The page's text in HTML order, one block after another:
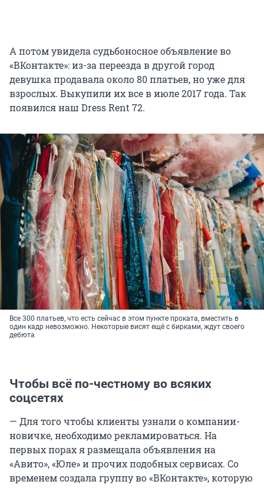
А потом увидела судьбоносное объявление во
«ВКонтакте»: из-за переезда в другой город
девушка продавала около 80 платьев, но уже для
взрослых. Выкупили их все в июле 2017 года. Так
появился наш Dress Rent 72.
Все 300 платьев, что есть сейчас в этом пункте проката, вместить в
один кадр невозможно. Некоторые висят ещё с бирками, ждут своего
дебюта
Чтобы всё по-честному во всяких
соцсетях
— Для того чтобы клиенты узнали о компании-
новичке, необходимо рекламироваться. На
первых порах я размещала объявления на
«Авито», «Юле» и прочих подобных сервисах. Со
временем создала группу во «ВКонтакте», которую